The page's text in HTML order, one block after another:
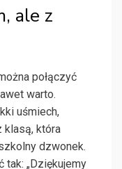
ale z
połączyć
warto.
uśmiech,
klasą, która
dzwonek.
tak: „Dziękujemy